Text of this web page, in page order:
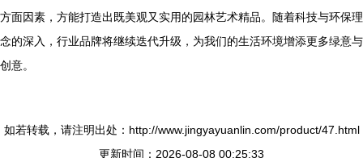
方面因素，方能打造出既美观又实用的园林艺术精品。随着科技与环保理
念的深入，行业品牌将继续迭代升级，为我们的生活环境增添更多绿意与
创意。
如若转载，请注明出处：http://www.jingyayuanlin.com/product/47.html
更新时间：2026-08-08 00:25:33